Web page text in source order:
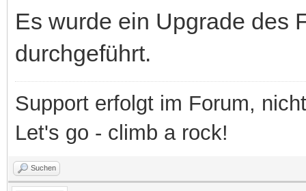
Es wurde ein Upgrade des
durchgeführt.
Support erfolgt im Forum,
Let's go - climb a rock!
Suchen